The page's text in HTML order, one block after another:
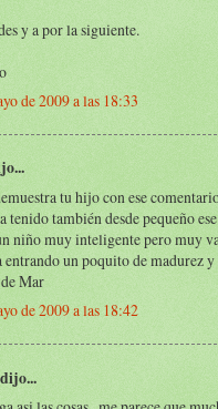
y a por la siguiente.
de 2009 a las 18:33
tu hijo con ese
tenido también desde pequeño
niño muy inteligente pero muy
entrando un poquito de madurez
Mar
de 2009 a las 18:42
dijo...